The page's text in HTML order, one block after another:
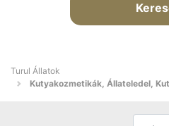
Turul Állatok
Kutyakozmetikák, Állateledel,